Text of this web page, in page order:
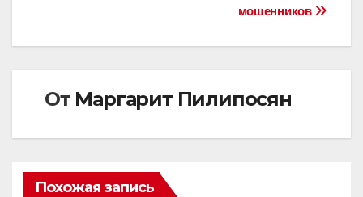
мошенников
От Маргарит Пилипосян
Похожая запись